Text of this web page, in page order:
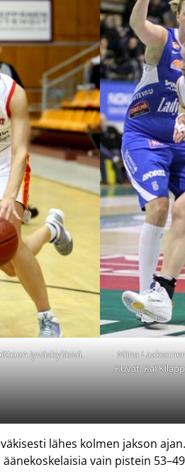
Jyväskylässä.
Niina
Kuvat: Kai
lähes kolmen jakson
vain pistein